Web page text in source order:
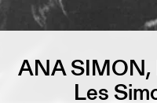
ANA
Les